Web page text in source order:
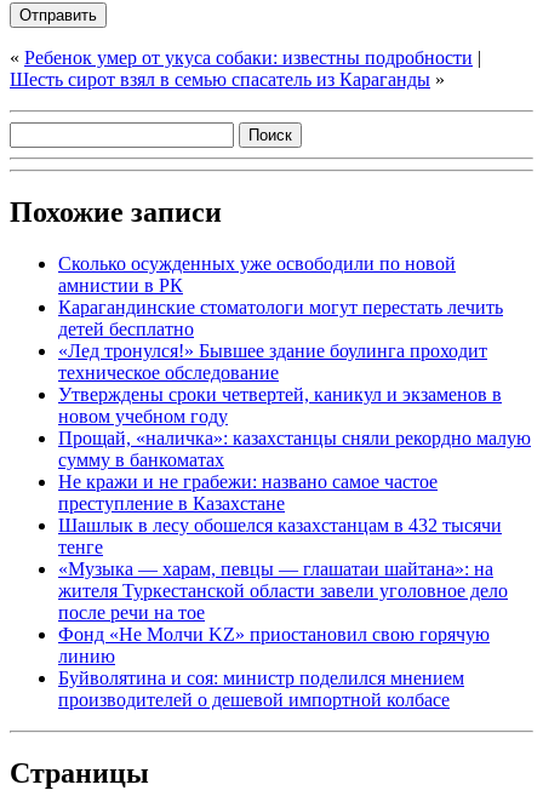
« Ребенок умер от укуса собаки: известны подробности |
Шесть сирот взял в семью спасатель из Караганды »
Похожие записи
Сколько осужденных уже освободили по новой
амнистии в РК
Карагандинские стоматологи могут перестать лечить
детей бесплатно
«Лед тронулся!» Бывшее здание боулинга проходит
техническое обследование
Утверждены сроки четвертей, каникул и экзаменов в
новом учебном году
Прощай, «наличка»: казахстанцы сняли рекордно малую
сумму в банкоматах
Не кражи и не грабежи: названо самое частое
преступление в Казахстане
Шашлык в лесу обошелся казахстанцам в 432 тысячи
тенге
«Музыка — харам, певцы — глашатаи шайтана»: на
жителя Туркестанской области завели уголовное дело
после речи на тое
Фонд «Не Молчи KZ» приостановил свою горячую
линию
Буйволятина и соя: министр поделился мнением
производителей о дешевой импортной колбасе
Страницы